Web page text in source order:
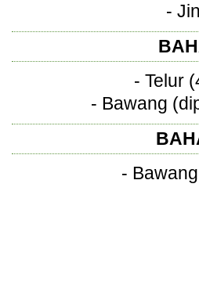
-
- Telur
- Bawang
-